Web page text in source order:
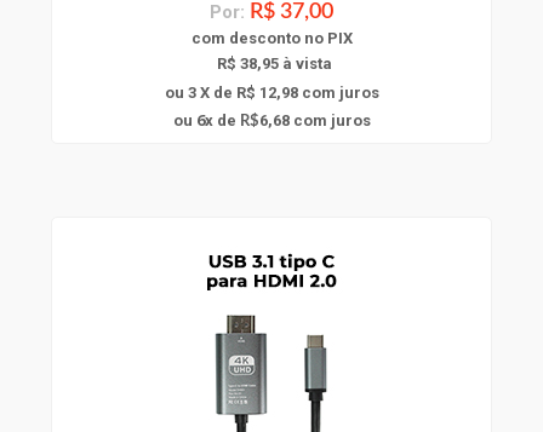
Por: R$ 37,00
com desconto no PIX
R$ 38,95 à vista
ou 3 X de R$ 12,98com juros
ou 6x de R$6,68com juros